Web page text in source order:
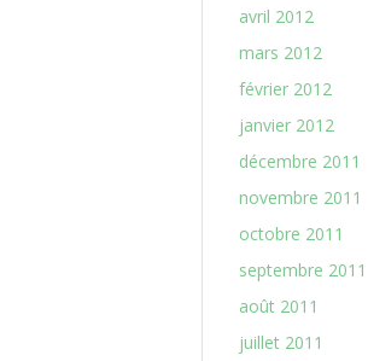
avril 2012
mars 2012
février 2012
janvier 2012
décembre 2011
novembre 2011
octobre 2011
septembre 2011
août 2011
juillet 2011